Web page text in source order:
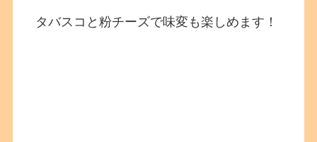
タバスコと粉チーズで味変も楽しめます！